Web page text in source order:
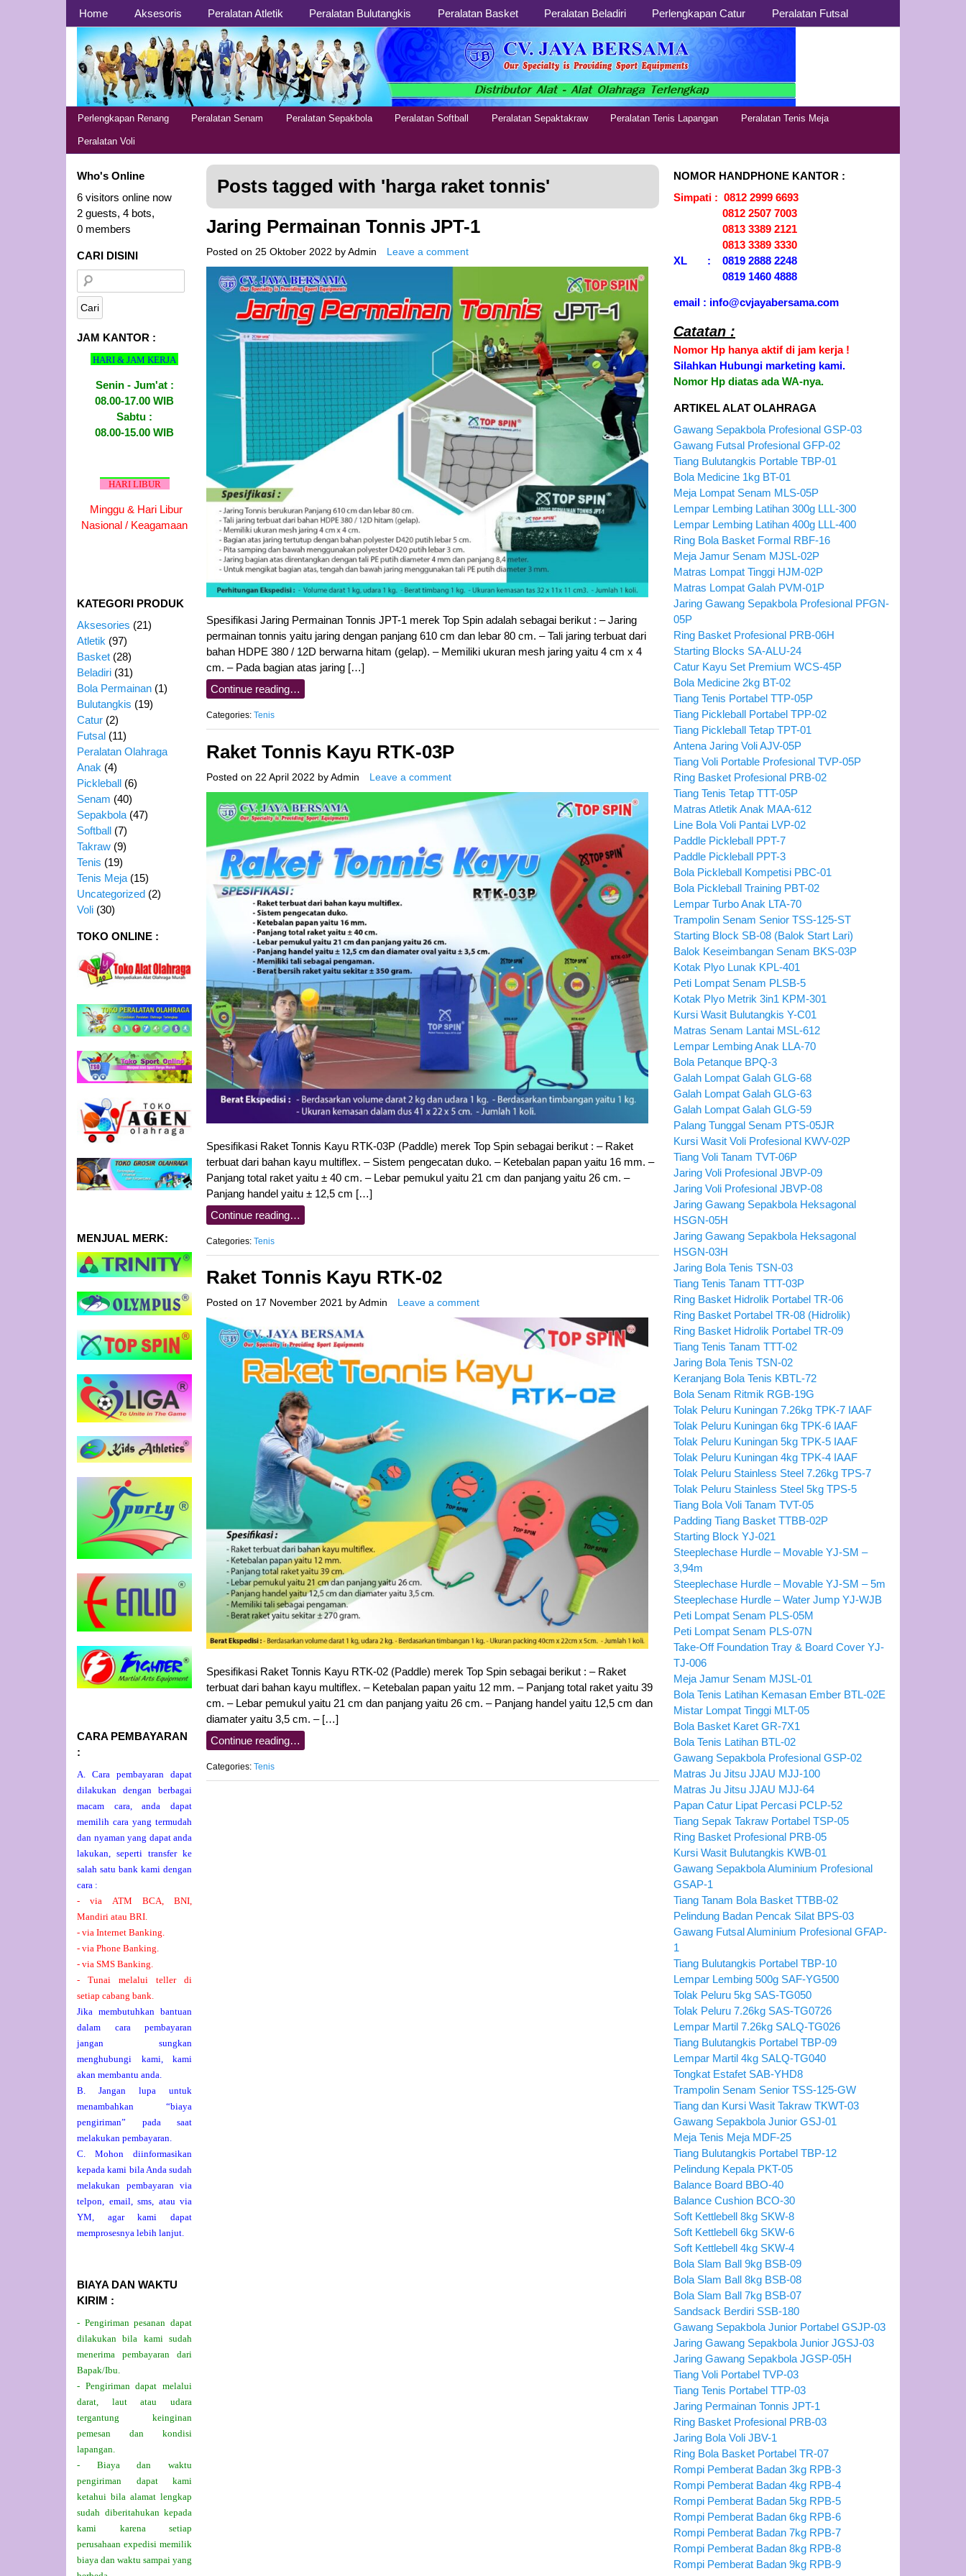
Page 1
Home Aksesoris Peralatan Atletik Peralatan Bulutangkis Peralatan Basket Peralatan Beladiri Perlengkapan Catur Peralatan Futsal
Page 2
Perlengkapan Renang Peralatan Senam Peralatan Sepakbola Peralatan Softball Peralatan Sepaktakraw Peralatan Tenis Lapangan Peralatan Tenis Meja
Peralatan Voli
Posts tagged with 'harga raket tonnis'
Jaring Permainan Tonnis JPT-1
Posted on 25 Oktober 2022 by Admin Leave a comment
Spesifikasi Jaring Permainan Tonnis JPT-1 merek Top Spin adalah sebagai berikut : – Jaring
permainan tonnis yaitu jaring dengan panjang 610 cm dan lebar 80 cm. – Tali jaring terbuat dari
bahan HDPE 380 / 12D berwarna hitam (gelap). – Memiliki ukuran mesh jaring yaitu 4 cm x 4
cm. – Pada bagian atas jaring […]
Continue reading…
Categories: Tenis
Raket Tonnis Kayu RTK-03P
Posted on 22 April 2022 by Admin Leave a comment
Spesifikasi Raket Tonnis Kayu RTK-03P (Paddle) merek Top Spin sebagai berikut : – Raket
terbuat dari bahan kayu multiflex. – Sistem pengecatan duko. – Ketebalan papan yaitu 16 mm. –
Panjang total raket yaitu ± 40 cm. – Lebar pemukul yaitu 21 cm dan panjang yaitu 26 cm. –
Panjang handel yaitu ± 12,5 cm […]
Continue reading…
Categories: Tenis
Raket Tonnis Kayu RTK-02
Posted on 17 November 2021 by Admin Leave a comment
Spesifikasi Raket Tonnis Kayu RTK-02 (Paddle) merek Top Spin sebagai berikut : – Raket
terbuat dari bahan kayu multiflex. – Ketebalan papan yaitu 12 mm. – Panjang total raket yaitu 39
cm. – Lebar pemukul yaitu 21 cm dan panjang yaitu 26 cm. – Panjang handel yaitu 12,5 cm dan
diamater yaitu 3,5 cm. – […]
Continue reading…
Categories: Tenis
Who's Online
6 visitors online now
2 guests, 4 bots,
0 members
CARI DISINI
JAM KANTOR :
HARI & JAM KERJA
Senin - Jum'at :
08.00-17.00 WIB
Sabtu :
08.00-15.00 WIB
HARI LIBUR
Minggu & Hari Libur
Nasional / Keagamaan
KATEGORI PRODUK
Aksesories (21)
Atletik (97)
Basket (28)
Beladiri (31)
Bola Permainan (1)
Bulutangkis (19)
Catur (2)
Futsal (11)
Peralatan Olahraga
Anak (4)
Pickleball (6)
Senam (40)
Sepakbola (47)
Softball (7)
Takraw (9)
Tenis (19)
Tenis Meja (15)
Uncategorized (2)
Voli (30)
TOKO ONLINE :
MENJUAL MERK:
CARA PEMBAYARAN
:
A. Cara pembayaran dapat
dilakukan dengan berbagai
macam cara, anda dapat
memilih cara yang termudah
dan nyaman yang dapat anda
lakukan, seperti transfer ke
salah satu bank kami dengan
cara :
- via ATM BCA, BNI,
Mandiri atau BRI.
- via Internet Banking.
- via Phone Banking.
- via SMS Banking.
- Tunai melalui teller di
setiap cabang bank.
Jika membutuhkan bantuan
dalam cara pembayaran
jangan sungkan
menghubungi kami, kami
akan membantu anda.
B. Jangan lupa untuk
menambahkan “biaya
pengiriman” pada saat
melakukan pembayaran.
C. Mohon diinformasikan
kepada kami bila Anda sudah
melakukan pembayaran via
telpon, email, sms, atau via
YM, agar kami dapat
memprosesnya lebih lanjut.
BIAYA DAN WAKTU
KIRIM :
- Pengiriman pesanan dapat
dilakukan bila kami sudah
menerima pembayaran dari
Bapak/Ibu.
- Pengiriman dapat melalui
darat, laut atau udara
tergantung keinginan
pemesan dan kondisi
lapangan.
- Biaya dan waktu
pengiriman dapat kami
ketahui bila alamat lengkap
sudah diberitahukan kepada
kami karena setiap
perusahaan expedisi memilik
biaya dan waktu sampai yang
NOMOR HANDPHONE KANTOR :
Simpati : 0812 2999 6693
0812 2507 7003
0813 3389 2121
0813 3389 3330
XL : 0819 2888 2248
0819 1460 4888
email : info@cvjayabersama.com
Catatan :
Nomor Hp hanya aktif di jam kerja !
Silahkan Hubungi marketing kami.
Nomor Hp diatas ada WA-nya.
ARTIKEL ALAT OLAHRAGA
Gawang Sepakbola Profesional GSP-03
Gawang Futsal Profesional GFP-02
Tiang Bulutangkis Portable TBP-01
Bola Medicine 1kg BT-01
Meja Lompat Senam MLS-05P
Lempar Lembing Latihan 300g LLL-300
Lempar Lembing Latihan 400g LLL-400
Ring Bola Basket Formal RBF-16
Meja Jamur Senam MJSL-02P
Matras Lompat Tinggi HJM-02P
Matras Lompat Galah PVM-01P
Jaring Gawang Sepakbola Profesional PFGN-
05P
Ring Basket Profesional PRB-06H
Starting Blocks SA-ALU-24
Catur Kayu Set Premium WCS-45P
Bola Medicine 2kg BT-02
Tiang Tenis Portabel TTP-05P
Tiang Pickleball Portabel TPP-02
Tiang Pickleball Tetap TPT-01
Antena Jaring Voli AJV-05P
Tiang Voli Portable Profesional TVP-05P
Ring Basket Profesional PRB-02
Tiang Tenis Tetap TTT-05P
Matras Atletik Anak MAA-612
Line Bola Voli Pantai LVP-02
Paddle Pickleball PPT-7
Paddle Pickleball PPT-3
Bola Pickleball Kompetisi PBC-01
Bola Pickleball Training PBT-02
Lempar Turbo Anak LTA-70
Trampolin Senam Senior TSS-125-ST
Starting Block SB-08 (Balok Start Lari)
Balok Keseimbangan Senam BKS-03P
Kotak Plyo Lunak KPL-401
Peti Lompat Senam PLSB-5
Kotak Plyo Metrik 3in1 KPM-301
Kursi Wasit Bulutangkis Y-C01
Matras Senam Lantai MSL-612
Lempar Lembing Anak LLA-70
Bola Petanque BPQ-3
Galah Lompat Galah GLG-68
Galah Lompat Galah GLG-63
Galah Lompat Galah GLG-59
Palang Tunggal Senam PTS-05JR
Kursi Wasit Voli Profesional KWV-02P
Tiang Voli Tanam TVT-06P
Jaring Voli Profesional JBVP-09
Jaring Voli Profesional JBVP-08
Jaring Gawang Sepakbola Heksagonal
HSGN-05H
Jaring Gawang Sepakbola Heksagonal
HSGN-03H
Jaring Bola Tenis TSN-03
Tiang Tenis Tanam TTT-03P
Ring Basket Hidrolik Portabel TR-06
Ring Basket Portabel TR-08 (Hidrolik)
Ring Basket Hidrolik Portabel TR-09
Tiang Tenis Tanam TTT-02
Jaring Bola Tenis TSN-02
Keranjang Bola Tenis KBTL-72
Bola Senam Ritmik RGB-19G
Tolak Peluru Kuningan 7.26kg TPK-7 IAAF
Tolak Peluru Kuningan 6kg TPK-6 IAAF
Tolak Peluru Kuningan 5kg TPK-5 IAAF
Tolak Peluru Kuningan 4kg TPK-4 IAAF
Tolak Peluru Stainless Steel 7.26kg TPS-7
Tolak Peluru Stainless Steel 5kg TPS-5
Tiang Bola Voli Tanam TVT-05
Padding Tiang Basket TTBB-02P
Starting Block YJ-021
Steeplechase Hurdle – Movable YJ-SM –
3,94m
Steeplechase Hurdle – Movable YJ-SM – 5m
Steeplechase Hurdle – Water Jump YJ-WJB
Peti Lompat Senam PLS-05M
Peti Lompat Senam PLS-07N
Take-Off Foundation Tray & Board Cover YJ-
TJ-006
Meja Jamur Senam MJSL-01
Bola Tenis Latihan Kemasan Ember BTL-02E
Mistar Lompat Tinggi MLT-05
Bola Basket Karet GR-7X1
Bola Tenis Latihan BTL-02
Gawang Sepakbola Profesional GSP-02
Matras Ju Jitsu JJAU MJJ-100
Matras Ju Jitsu JJAU MJJ-64
Papan Catur Lipat Percasi PCLP-52
Tiang Sepak Takraw Portabel TSP-05
Ring Basket Profesional PRB-05
Kursi Wasit Bulutangkis KWB-01
Gawang Sepakbola Aluminium Profesional
GSAP-1
Tiang Tanam Bola Basket TTBB-02
Pelindung Badan Pencak Silat BPS-03
Gawang Futsal Aluminium Profesional GFAP-
1
Tiang Bulutangkis Portabel TBP-10
Lempar Lembing 500g SAF-YG500
Tolak Peluru 5kg SAS-TG050
Tolak Peluru 7.26kg SAS-TG0726
Lempar Martil 7.26kg SALQ-TG026
Tiang Bulutangkis Portabel TBP-09
Lempar Martil 4kg SALQ-TG040
Tongkat Estafet SAB-YHD8
Trampolin Senam Senior TSS-125-GW
Tiang dan Kursi Wasit Takraw TKWT-03
Gawang Sepakbola Junior GSJ-01
Meja Tenis Meja MDF-25
Tiang Bulutangkis Portabel TBP-12
Pelindung Kepala PKT-05
Balance Board BBO-40
Balance Cushion BCO-30
Soft Kettlebell 8kg SKW-8
Soft Kettlebell 6kg SKW-6
Soft Kettlebell 4kg SKW-4
Bola Slam Ball 9kg BSB-09
Bola Slam Ball 8kg BSB-08
Bola Slam Ball 7kg BSB-07
Sandsack Berdiri SSB-180
Gawang Sepakbola Junior Portabel GSJP-03
Jaring Gawang Sepakbola Junior JGSJ-03
Jaring Gawang Sepakbola JGSP-05H
Tiang Voli Portabel TVP-03
Tiang Tenis Portabel TTP-03
Jaring Permainan Tonnis JPT-1
Ring Basket Profesional PRB-03
Jaring Bola Voli JBV-1
Ring Bola Basket Portabel TR-07
Rompi Pemberat Badan 3kg RPB-3
Rompi Pemberat Badan 4kg RPB-4
Rompi Pemberat Badan 5kg RPB-5
Rompi Pemberat Badan 6kg RPB-6
Rompi Pemberat Badan 7kg RPB-7
Rompi Pemberat Badan 8kg RPB-8
Rompi Pemberat Badan 9kg RPB-9